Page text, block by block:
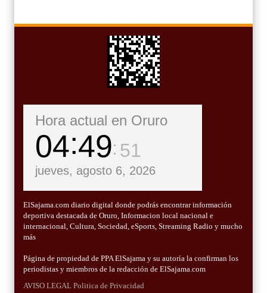
Hora actual en Oruro
04 49 52
jueves, agosto 6, 2026
ElSajama.com diario digital donde podrás encontrar información
deportiva destacada de Oruro, Informacion local nacional e
internacional, Cultura, Sociedad, eSports, Streaming Radio y mucho
más
Página de propiedad de PPA ElSajama y su autoría la confirman los
periodistas y miembros de la redacción de ElSajama.com
AVISO LEGAL Politica de Privacidad